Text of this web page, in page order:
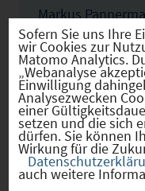
Markus
09421/944-
Andreas Löffert
09421-785-
Sofern Sie uns Ihre
wir Cookies zur
Matomo Analytics.
„Webanalyse
Einwilligung
Analysezwecken
einer
setzen und die sich
dürfen. Sie können
Wirkung für die
auch weitere